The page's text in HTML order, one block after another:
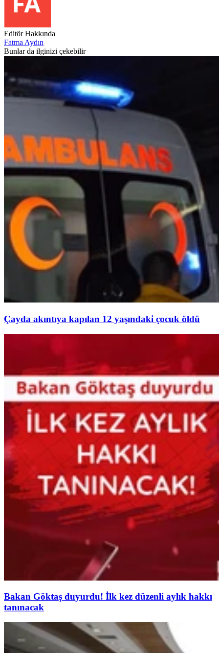
Editör Hakkında
Fatma Aydın
Bunlar da ilginizi çekebilir
Çayda akıntıya kapılan 12 yaşındaki çocuk öldü
Bakan Göktaş duyurdu! İlk kez düzenli aylık hakkı
tanınacak